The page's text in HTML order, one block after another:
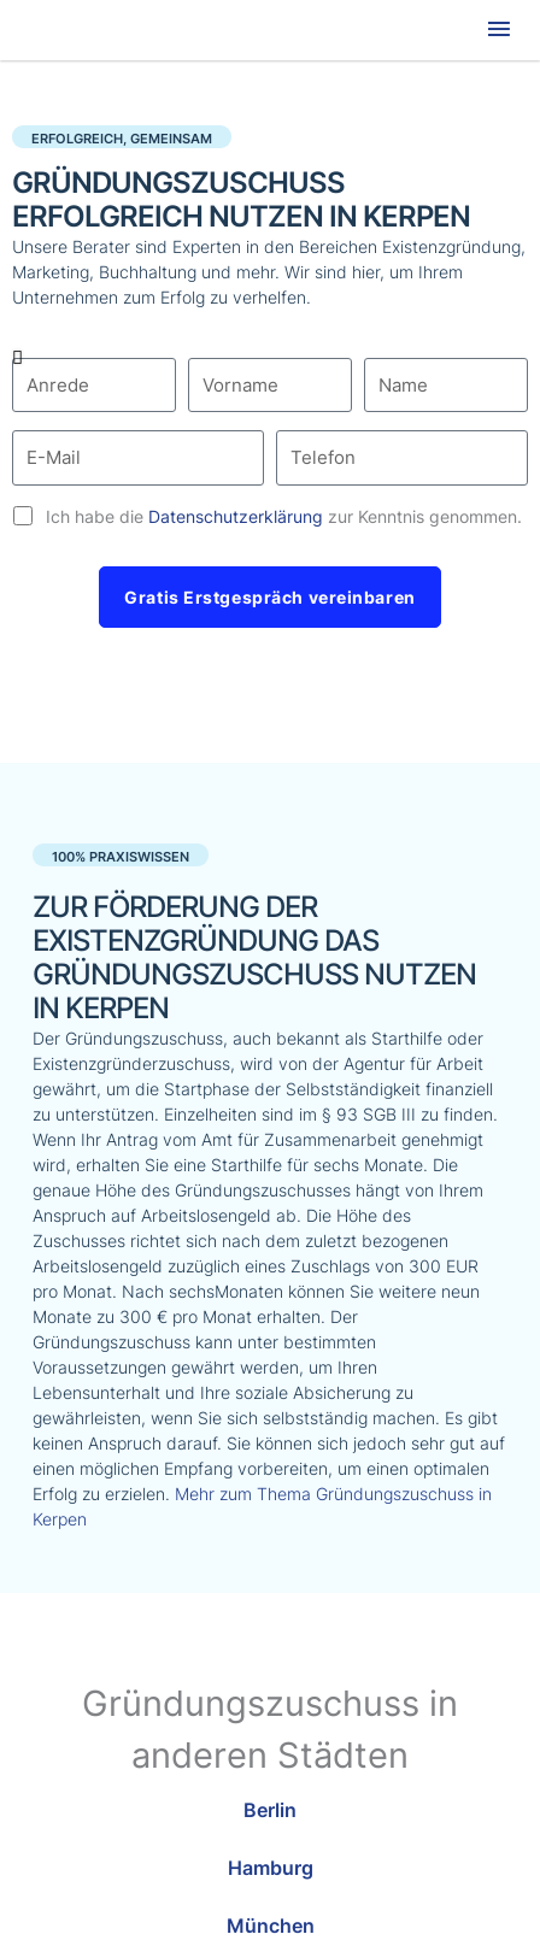
ERFOLGREICH, GEMEINSAM
GRÜNDUNGSZUSCHUSS
ERFOLGREICH NUTZEN IN KERPEN
Unsere Berater sind Experten in den Bereichen Existenzgründung,
Marketing, Buchhaltung und mehr. Wir sind hier, um Ihrem
Unternehmen zum Erfolg zu verhelfen.
Ich habe die Datenschutzerklärung zur Kenntnis genommen.
Gratis Erstgespräch vereinbaren
100% PRAXISWISSEN
ZUR FÖRDERUNG DER
EXISTENZGRÜNDUNG DAS
GRÜNDUNGSZUSCHUSS NUTZEN
IN KERPEN
Der Gründungszuschuss, auch bekannt als Starthilfe oder
Existenzgründerzuschuss, wird von der Agentur für Arbeit
gewährt, um die Startphase der Selbstständigkeit finanziell
zu unterstützen. Einzelheiten sind im § 93 SGB III zu finden.
Wenn Ihr Antrag vom Amt für Zusammenarbeit genehmigt
wird, erhalten Sie eine Starthilfe für sechs Monate. Die
genaue Höhe des Gründungszuschusses hängt von Ihrem
Anspruch auf Arbeitslosengeld ab. Die Höhe des
Zuschusses richtet sich nach dem zuletzt bezogenen
Arbeitslosengeld zuzüglich eines Zuschlags von 300 EUR
pro Monat. Nach sechsMonaten können Sie weitere neun
Monate zu 300 € pro Monat erhalten. Der
Gründungszuschuss kann unter bestimmten
Voraussetzungen gewährt werden, um Ihren
Lebensunterhalt und Ihre soziale Absicherung zu
gewährleisten, wenn Sie sich selbstständig machen. Es gibt
keinen Anspruch darauf. Sie können sich jedoch sehr gut auf
einen möglichen Empfang vorbereiten, um einen optimalen
Erfolg zu erzielen. Mehr zum Thema Gründungszuschuss in
Kerpen
Gründungszuschuss in
anderen Städten
Berlin
Hamburg
München